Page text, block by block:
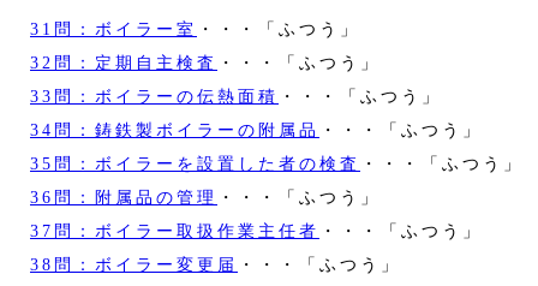
31問：ボイラー室
・・・「ふつう」
32問：定期自主検査
・・・「ふつう」
33問：ボイラーの伝熱面積 ・・・「ふつう」
34問：鋳鉄製ボイラーの附属品
・・・「ふつう」
35問：ボイラーを設置した者の検査
・・・「ふつう」
36問：附属品の管理
・・・「ふつう」
37問：ボイラー取扱作業主任者 ・・・「ふつう」
38問：ボイラー変更届
・・・「ふつう」